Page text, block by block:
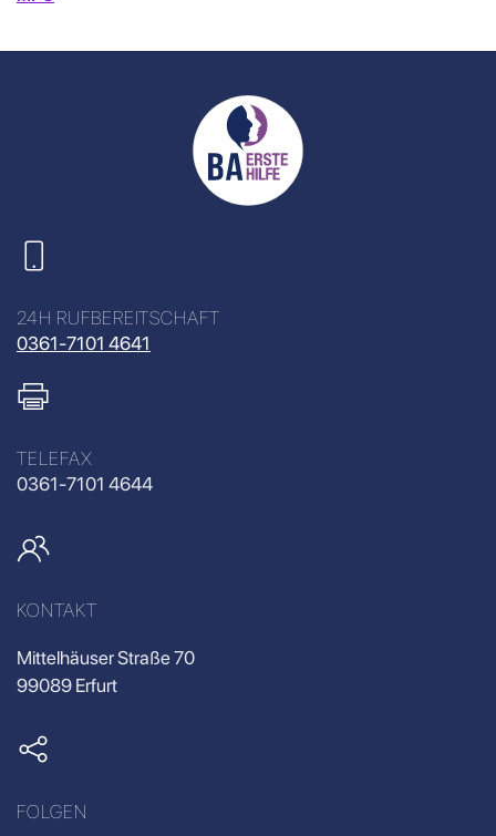
24H RUFBEREITSCHAFT
0361-7101 4641
TELEFAX
0361-7101 4644
KONTAKT
Mittelhäuser Straße 70
99089 Erfurt
FOLGEN